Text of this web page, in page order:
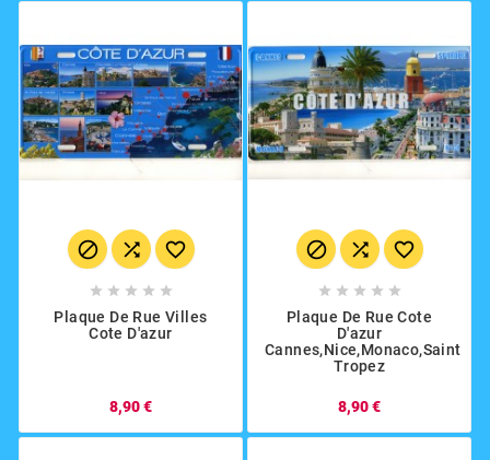
  
    
Plaque De Rue Villes
Cote D'azur
8,90 €
  
    
Plaque De Rue Cote
D'azur
Cannes,Nice,Monaco,Saint
Tropez
8,90 €